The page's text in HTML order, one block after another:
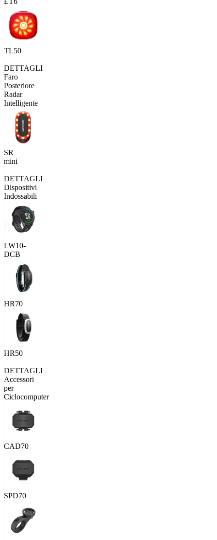
TL50
DETTAGLI
Faro
Posteriore
Radar
Intelligente
SR
mini
DETTAGLI
Dispositivi
Indossabili
LW10-
DCB
HR70
HR50
DETTAGLI
Accessori
per
Ciclocomputer
CAD70
SPD70